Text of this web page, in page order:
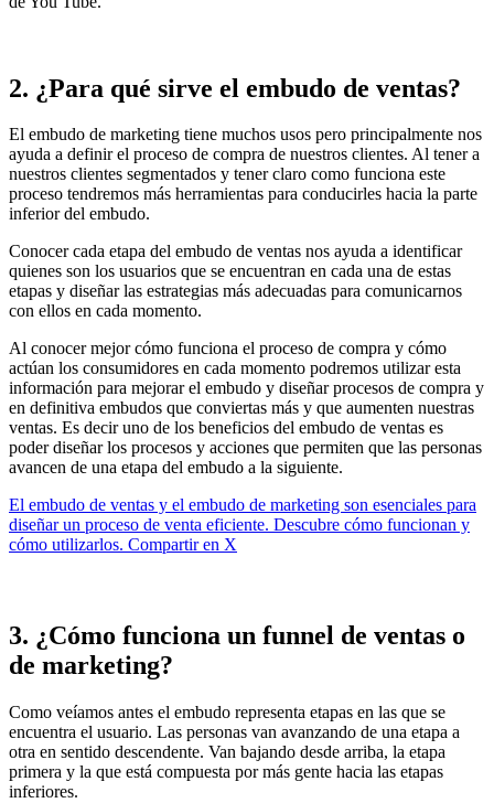
2. ¿Para qué sirve el embudo de ventas?
El embudo de marketing tiene muchos usos pero principalmente nos
ayuda a definir el proceso de compra de nuestros clientes. Al tener a
nuestros clientes segmentados y tener claro como funciona este
proceso tendremos más herramientas para conducirles hacia la parte
inferior del embudo.
Conocer cada etapa del embudo de ventas nos ayuda a identificar
quienes son los usuarios que se encuentran en cada una de estas
etapas y diseñar las estrategias más adecuadas para comunicarnos
con ellos en cada momento.
Al conocer mejor cómo funciona el proceso de compra y cómo
actúan los consumidores en cada momento podremos utilizar esta
información para mejorar el embudo y diseñar procesos de compra y
en definitiva embudos que conviertas más y que aumenten nuestras
ventas. Es decir uno de los beneficios del embudo de ventas es
poder diseñar los procesos y acciones que permiten que las personas
avancen de una etapa del embudo a la siguiente.
El embudo de ventas y el embudo de marketing son esenciales para
diseñar un proceso de venta eficiente. Descubre cómo funcionan y
cómo utilizarlos. Compartir en X
3. ¿Cómo funciona un funnel de ventas o
de marketing?
Como veíamos antes el embudo representa etapas en las que se
encuentra el usuario. Las personas van avanzando de una etapa a
otra en sentido descendente. Van bajando desde arriba, la etapa
primera y la que está compuesta por más gente hacia las etapas
inferiores.